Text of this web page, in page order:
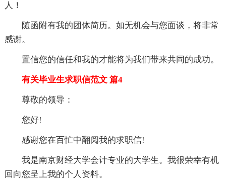
人！
随函附有我的团体简历。如无机会与您面谈，将非常
感谢。
置信您的信任和我的才能将为我们带来共同的成功。
有关毕业生求职信范文 篇4
尊敬的领导：
您好!
感谢您在百忙中翻阅我的求职信!
我是南京财经大学会计专业的大学生。我很荣幸有机
回向您呈上我的个人资料。